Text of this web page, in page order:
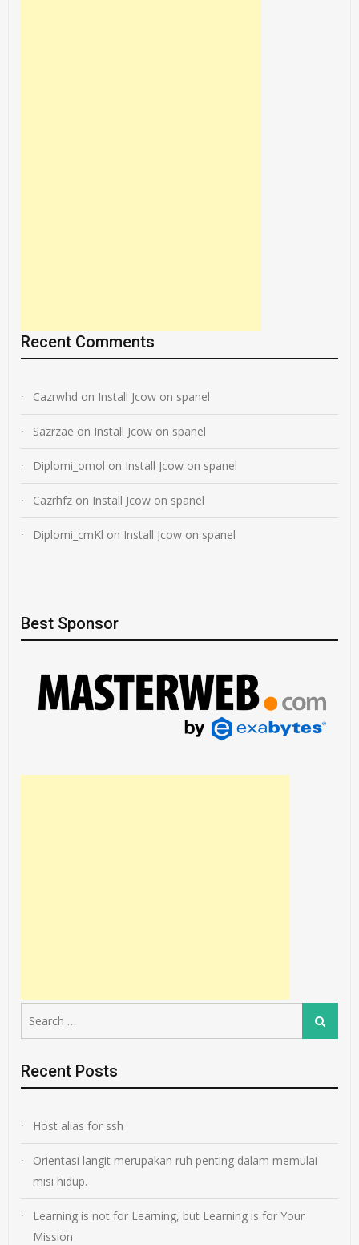
Recent Comments
Cazrwhd on Install Jcow on spanel
Sazrzae on Install Jcow on spanel
Diplomi_omol on Install Jcow on spanel
Cazrhfz on Install Jcow on spanel
Diplomi_cmKl on Install Jcow on spanel
Best Sponsor
for:
Search
Recent Posts
Host alias for ssh
Orientasi langit merupakan ruh penting dalam memulai
misi hidup.
Learning is not for Learning, but Learning is for Your
Mission